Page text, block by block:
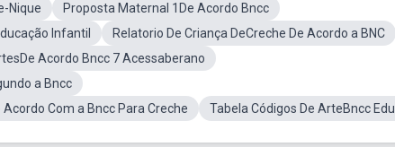
Nique
Proposta Maternal 1De Acordo Bncc
Infantil
Relatorio De Criança DeCreche De Acordo a BNC
Acordo Bncc 7 Acessaberano
a Bncc
Com a Bncc Para Creche
Tabela Códigos De ArteBncc